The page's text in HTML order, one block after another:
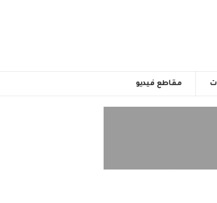
مقاطع فيديو